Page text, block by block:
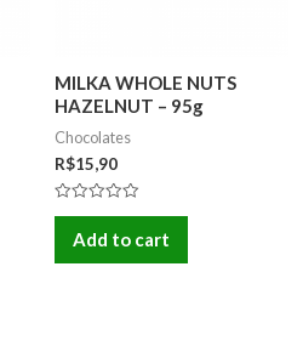
MILKA WHOLE NUTS
HAZELNUT – 95g
Chocolates
R$15,90
Rated
outAdd to cart